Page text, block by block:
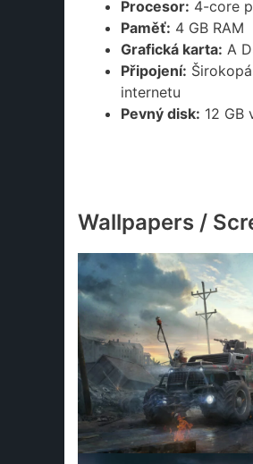
Procesor: 4-core
Paměť: 4 GB RAM
Grafická karta: A
Připojení:
internetu
Pevný disk: 12 GB
Wallpapers /